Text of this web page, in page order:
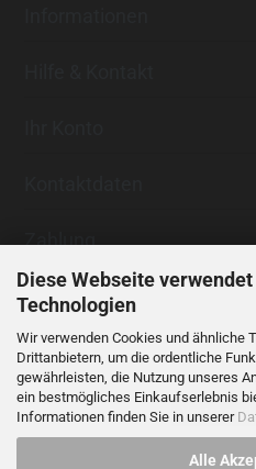
Diese Webseite
Technologien
Wir verwenden Cookies und ähnliche
Drittanbietern, um die ordentliche
gewährleisten, die Nutzung unseres
ein bestmögliches Einkaufserlebnis
Informationen finden Sie in unserer
Alle
Zahlung
Vertrag